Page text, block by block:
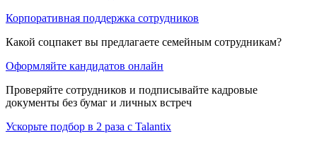
Корпоративная поддержка сотрудников
Какой соцпакет вы предлагаете семейным сотрудникам?
Оформляйте кандидатов онлайн
Проверяйте сотрудников и подписывайте кадровые
документы без бумаг и личных встреч
Ускорьте подбор в 2 раза с Talantix